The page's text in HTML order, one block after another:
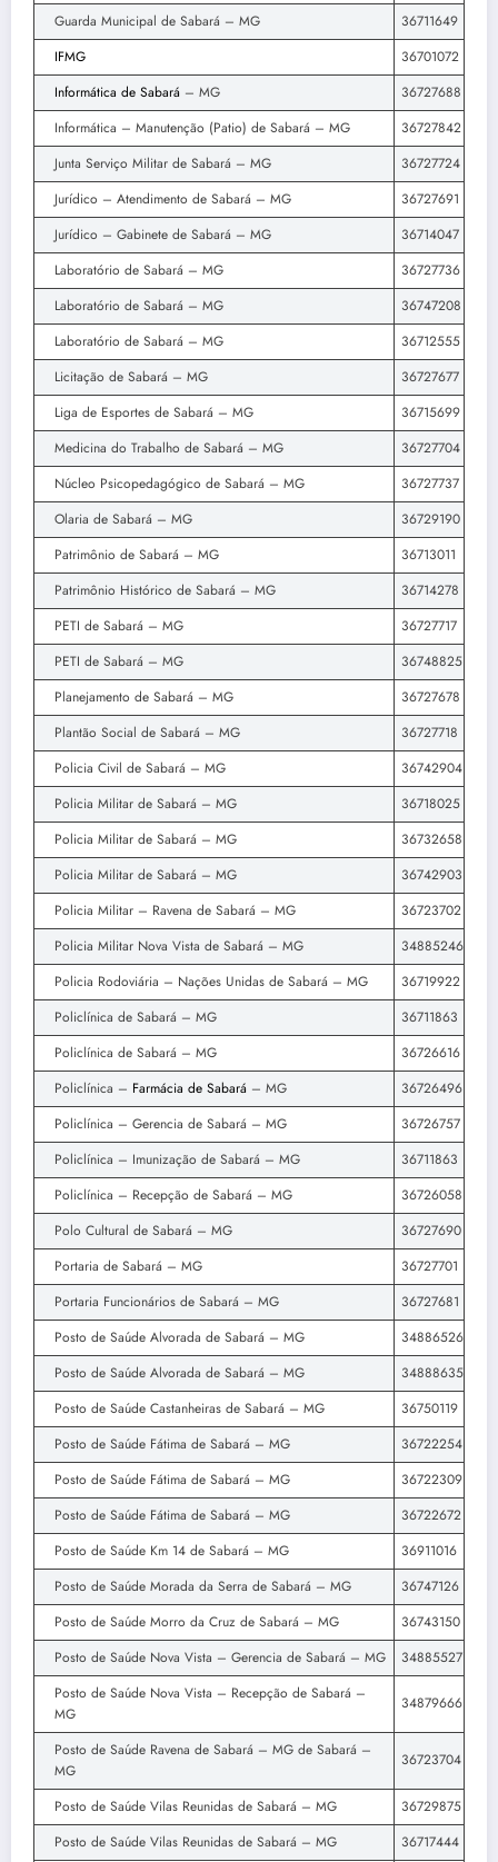
Guarda Municipal de Sabará – MG
36711649
IFMG
36701072
Informática de Sabará – MG
36727688
Informática – Manutenção (Patio) de Sabará – MG
36727842
Junta Serviço Militar de Sabará – MG
36727724
Jurídico – Atendimento de Sabará – MG
36727691
Jurídico – Gabinete de Sabará – MG
36714047
Laboratório de Sabará – MG
36727736
Laboratório de Sabará – MG
36747208
Laboratório de Sabará – MG
36712555
Licitação de Sabará – MG
36727677
Liga de Esportes de Sabará – MG
36715699
Medicina do Trabalho de Sabará – MG
36727704
Núcleo Psicopedagógico de Sabará – MG
36727737
Olaria de Sabará – MG
36729190
Patrimônio de Sabará – MG
36713011
Patrimônio Histórico de Sabará – MG
36714278
PETI de Sabará – MG
36727717
PETI de Sabará – MG
36748825
Planejamento de Sabará – MG
36727678
Plantão Social de Sabará – MG
36727718
Policia Civil de Sabará – MG
36742904
Policia Militar de Sabará – MG
36718025
Policia Militar de Sabará – MG
36732658
Policia Militar de Sabará – MG
36742903
Policia Militar – Ravena de Sabará – MG
36723702
Policia Militar Nova Vista de Sabará – MG
34885246
Policia Rodoviária – Nações Unidas de Sabará – MG
36719922
Policlínica de Sabará – MG
36711863
Policlínica de Sabará – MG
36726616
Policlínica – Farmácia de Sabará – MG
36726496
Policlínica – Gerencia de Sabará – MG
36726757
Policlínica – Imunização de Sabará – MG
36711863
Policlínica – Recepção de Sabará – MG
36726058
Polo Cultural de Sabará – MG
36727690
Portaria de Sabará – MG
36727701
Portaria Funcionários de Sabará – MG
36727681
Posto de Saúde Alvorada de Sabará – MG
34886526
Posto de Saúde Alvorada de Sabará – MG
34888635
Posto de Saúde Castanheiras de Sabará – MG
36750119
Posto de Saúde Fátima de Sabará – MG
36722254
Posto de Saúde Fátima de Sabará – MG
36722309
Posto de Saúde Fátima de Sabará – MG
36722672
Posto de Saúde Km 14 de Sabará – MG
36911016
Posto de Saúde Morada da Serra de Sabará – MG
36747126
Posto de Saúde Morro da Cruz de Sabará – MG
36743150
Posto de Saúde Nova Vista – Gerencia de Sabará – MG
34885527
Posto de Saúde Nova Vista – Recepção de Sabará –
MG
34879666
Posto de Saúde Ravena de Sabará – MG de Sabará –
MG
36723704
Posto de Saúde Vilas Reunidas de Sabará – MG
36729875
Posto de Saúde Vilas Reunidas de Sabará – MG
36717444